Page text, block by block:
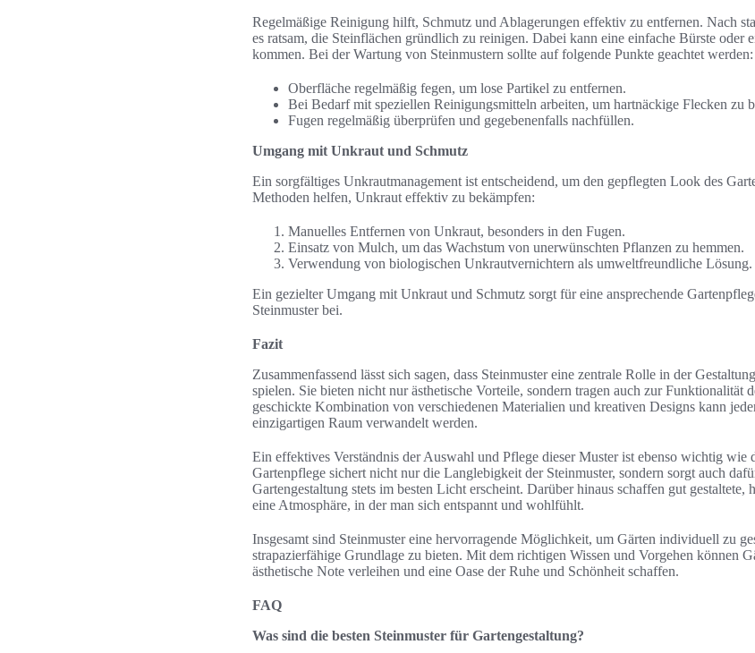
Regelmäßige Reinigung hilft, Schmutz und Ablagerungen effektiv zu entfernen. Nach
es ratsam, die Steinflächen gründlich zu reinigen. Dabei kann eine einfache Bürste oder
kommen. Bei der Wartung von Steinmustern sollte auf folgende Punkte geachtet werden:
Oberfläche regelmäßig fegen, um lose Partikel zu entfernen.
Bei Bedarf mit speziellen Reinigungsmitteln arbeiten, um hartnäckige Flecken zu
Fugen regelmäßig überprüfen und gegebenenfalls nachfüllen.
Umgang mit Unkraut und Schmutz
Ein sorgfältiges Unkrautmanagement ist entscheidend, um den gepflegten Look des
Methoden helfen, Unkraut effektiv zu bekämpfen:
Manuelles Entfernen von Unkraut, besonders in den Fugen.
Einsatz von Mulch, um das Wachstum von unerwünschten Pflanzen zu hemmen.
Verwendung von biologischen Unkrautvernichtern als umweltfreundliche Lösung.
Ein gezielter Umgang mit Unkraut und Schmutz sorgt für eine ansprechende
Steinmuster bei.
Fazit
Zusammenfassend lässt sich sagen, dass Steinmuster eine zentrale Rolle in der
spielen. Sie bieten nicht nur ästhetische Vorteile, sondern tragen auch zur Funktionalität
geschickte Kombination von verschiedenen Materialien und kreativen Designs kann
einzigartigen Raum verwandelt werden.
Ein effektives Verständnis der Auswahl und Pflege dieser Muster ist ebenso wichtig wie
Gartenpflege sichert nicht nur die Langlebigkeit der Steinmuster, sondern sorgt auch
Gartengestaltung stets im besten Licht erscheint. Darüber hinaus schaffen gut gestaltete,
eine Atmosphäre, in der man sich entspannt und wohlfühlt.
Insgesamt sind Steinmuster eine hervorragende Möglichkeit, um Gärten individuell zu
strapazierfähige Grundlage zu bieten. Mit dem richtigen Wissen und Vorgehen können
ästhetische Note verleihen und eine Oase der Ruhe und Schönheit schaffen.
FAQ
Was sind die besten Steinmuster für Gartengestaltung?